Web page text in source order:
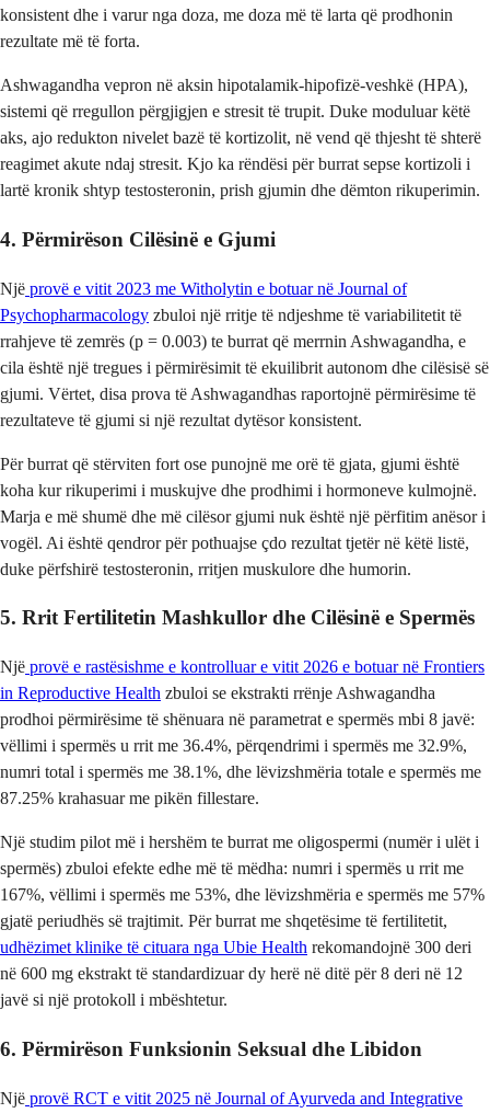
konsistent dhe i varur nga doza, me doza më të larta që prodhonin
rezultate më të forta.
Ashwagandha vepron në aksin hipotalamik-hipofizë-veshkë (HPA),
sistemi që rregullon përgjigjen e stresit të trupit. Duke moduluar këtë
aks, ajo redukton nivelet bazë të kortizolit, në vend që thjesht të shterë
reagimet akute ndaj stresit. Kjo ka rëndësi për burrat sepse kortizoli i
lartë kronik shtyp testosteronin, prish gjumin dhe dëmton rikuperimin.
4. Përmirëson Cilësinë e Gjumi
Një provë e vitit 2023 me Witholytin e botuar në Journal of
Psychopharmacology zbuloi një rritje të ndjeshme të variabilitetit të
rrahjeve të zemrës (p = 0.003) te burrat që merrnin Ashwagandha, e
cila është një tregues i përmirësimit të ekuilibrit autonom dhe cilësisë së
gjumi. Vërtet, disa prova të Ashwagandhas raportojnë përmirësime të
rezultateve të gjumi si një rezultat dytësor konsistent.
Për burrat që stërviten fort ose punojnë me orë të gjata, gjumi është
koha kur rikuperimi i muskujve dhe prodhimi i hormoneve kulmojnë.
Marja e më shumë dhe më cilësor gjumi nuk është një përfitim anësor i
vogël. Ai është qendror për pothuajse çdo rezultat tjetër në këtë listë,
duke përfshirë testosteronin, rritjen muskulore dhe humorin.
5. Rrit Fertilitetin Mashkullor dhe Cilësinë e Spermës
Një provë e rastësishme e kontrolluar e vitit 2026 e botuar në Frontiers
in Reproductive Health zbuloi se ekstrakti rrënje Ashwagandha
prodhoi përmirësime të shënuara në parametrat e spermës mbi 8 javë:
vëllimi i spermës u rrit me 36.4%, përqendrimi i spermës me 32.9%,
numri total i spermës me 38.1%, dhe lëvizshmëria totale e spermës me
87.25% krahasuar me pikën fillestare.
Një studim pilot më i hershëm te burrat me oligospermi (numër i ulët i
spermës) zbuloi efekte edhe më të mëdha: numri i spermës u rrit me
167%, vëllimi i spermës me 53%, dhe lëvizshmëria e spermës me 57%
gjatë periudhës së trajtimit. Për burrat me shqetësime të fertilitetit,
udhëzimet klinike të cituara nga Ubie Health rekomandojnë 300 deri
në 600 mg ekstrakt të standardizuar dy herë në ditë për 8 deri në 12
javë si një protokoll i mbështetur.
6. Përmirëson Funksionin Seksual dhe Libidon
Një provë RCT e vitit 2025 në Journal of Ayurveda and Integrative